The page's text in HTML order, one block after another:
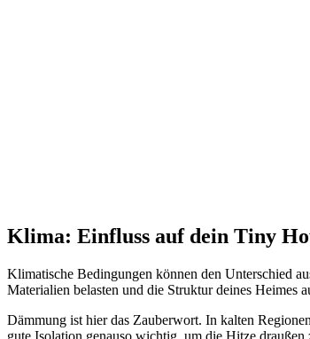
Klima: Einfluss auf dein Tiny
Klimatische Bedingungen können den Unterschied
Materialien belasten und die Struktur deines Heimes
Dämmung ist hier das Zauberwort. In kalten
gute Isolation genauso wichtig, um die Hitze